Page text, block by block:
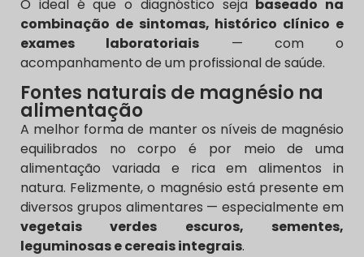
O ideal é que o diagnóstico seja baseado na
combinação de sintomas, histórico clínico e
exames laboratoriais — com o
acompanhamento de um profissional de saúde.
Fontes naturais de magnésio na
alimentação
A melhor forma de manter os níveis de magnésio
equilibrados no corpo é por meio de uma
alimentação variada e rica em alimentos in
natura. Felizmente, o magnésio está presente em
diversos grupos alimentares — especialmente em
vegetais verdes escuros, sementes,
leguminosas e cereais integrais.